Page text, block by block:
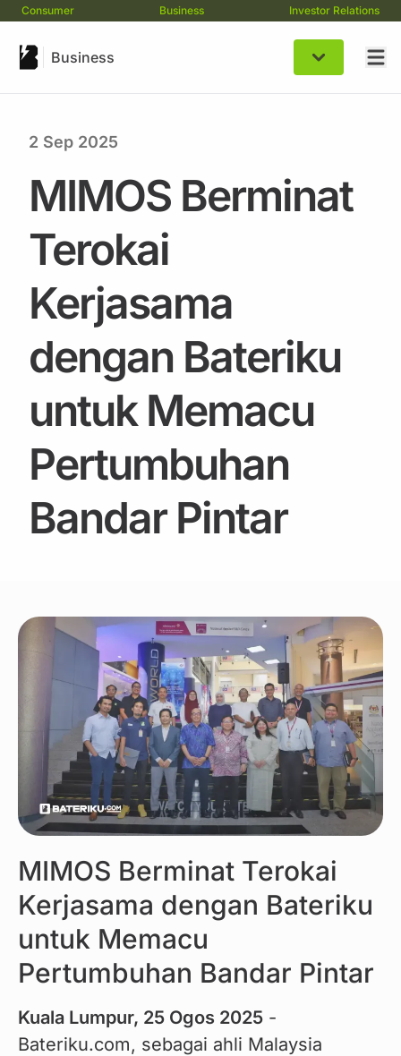
Consumer Business Investor Relations
Business
2 Sep 2025
MIMOS Berminat
Terokai
Kerjasama
dengan Bateriku
untuk Memacu
Pertumbuhan
Bandar Pintar
MIMOS Berminat Terokai
Kerjasama dengan Bateriku
untuk Memacu
Pertumbuhan Bandar Pintar
Kuala Lumpur, 25 Ogos 2025 -
Bateriku.com, sebagai ahli Malaysia